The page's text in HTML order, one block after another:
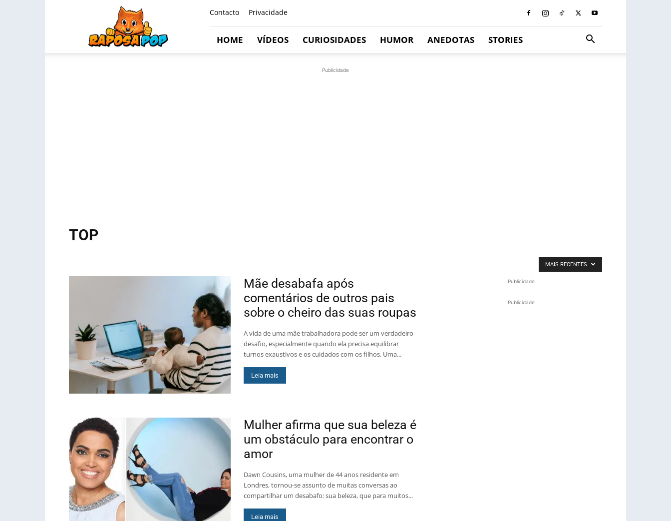
Contacto Privacidade
HOME VÍDEOS CURIOSIDADES HUMOR ANEDOTAS STORIES
Publicidade
TOP
MAIS RECENTES
Mãe desabafa após
comentários de outros pais
sobre o cheiro das suas roupas
A vida de uma mãe trabalhadora pode ser um verdadeiro
desafio, especialmente quando ela precisa equilibrar
turnos exaustivos e os cuidados com os filhos. Uma...
Leia mais
Mulher afirma que sua beleza é
um obstáculo para encontrar o
amor
Dawn Cousins, uma mulher de 44 anos residente em
Londres, tornou-se assunto de muitas conversas ao
compartilhar um desabafo: sua beleza, que para muitos...
Leia mais
Publicidade
Publicidade